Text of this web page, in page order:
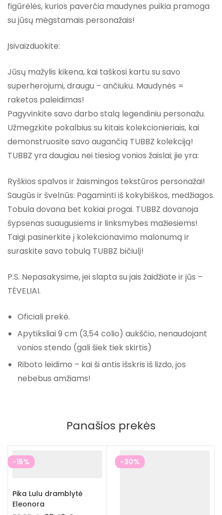
figūrėlės, kurios paverčia maudynes puikia pramoga
su jūsų mėgstamais personažais!
Įsivaizduokite:
Jūsų mažylis kikena, kai taškosi kartu su savo
superherojumi, draugu – ančiuku. Maudynės =
raketos paleidimas!
Pagyvinkite savo darbo stalą legendiniu personažu.
Užmegzkite pokalbius su kitais kolekcionieriais, kai
demonstruosite savo augančią TUBBZ kolekciją!
TUBBZ yra daugiau nei tiesiog vonios žaislai; jie yra:
Ryškios spalvos ir žaismingos tekstūros personažai!
Saugūs ir švelnūs: Pagaminti iš kokybiškos, medžiagos.
Tobula dovana bet kokiai progai. TUBBZ dovanoja
šypsenas suaugusiems ir linksmybes mažiesiems!
Taigi pasinerkite į kolekcionavimo malonumą ir
suraskite savo tobulą TUBBZ bičiulį!
P.S. Nepasakysime, jei slapta su jais žaidžiate ir jūs –
TĖVELIAI.
Oficiali prekė.
Apytiksliai 9 cm (3,54 colio) aukščio, nenaudojant
vonios stendo (gali šiek tiek skirtis)
Riboto leidimo – kai ši antis išskris iš lizdo, jos
nebebus amžiams!
Panašios prekės
-15%
Pika Lulu dramblytė
Eleonora
-30%